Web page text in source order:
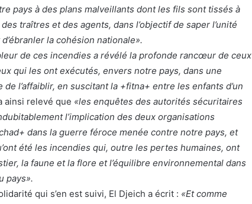
pays à des plans malveillants dont les fils sont tissés à
traîtres et des agents, dans l’objectif de saper l’unité
la cohésion nationale».
de ces incendies a révélé la profonde rancœur de ceux
qui les ont exécutés, envers notre pays, dans une
l’affaiblir, en suscitant la +fitna+ entre les enfants d’un
ainsi relevé que «les enquêtes des autorités sécuritaires
l’implication des deux organisations
dans la guerre féroce menée contre notre pays, et
été les incendies qui, outre les pertes humaines, ont
la faune et la flore et l’équilibre environnemental dans
pays».
qui s’en est suivi, El Djeich a écrit : «Et comme